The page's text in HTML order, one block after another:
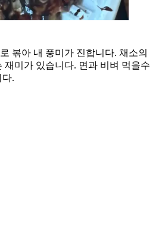
볶아 내 풍미가 진합니다. 채소의
재미가 있습니다. 면과 비벼 먹을수
다.